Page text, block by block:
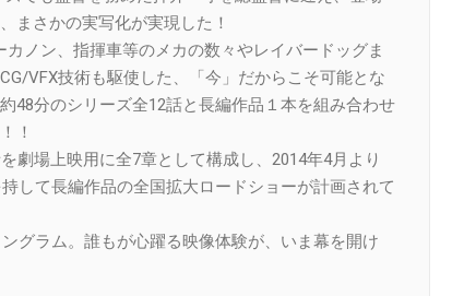
まさかの実写化が実現した！
ノン、指揮車等のメカの数々やレイバードッグま
VFX技術も駆使した、「今」だからこそ可能とな
48分のシリーズ全12話と長編作品１本を組み合わせ
！
劇場上映用に全7章として構成し、2014年4月より
して長編作品の全国拡大ロードショーが計画されて
グラム。誰もが心躍る映像体験が、いま幕を開け